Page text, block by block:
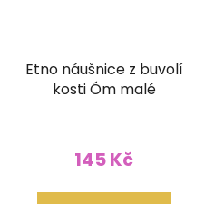
Etno náušnice z buvolí
kosti Óm malé
145 Kč